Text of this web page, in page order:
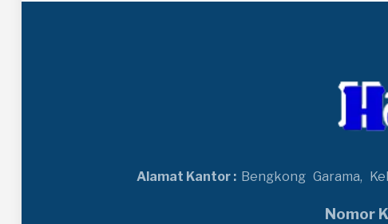
Alamat Kantor : Bengkong Garama,
Nomor